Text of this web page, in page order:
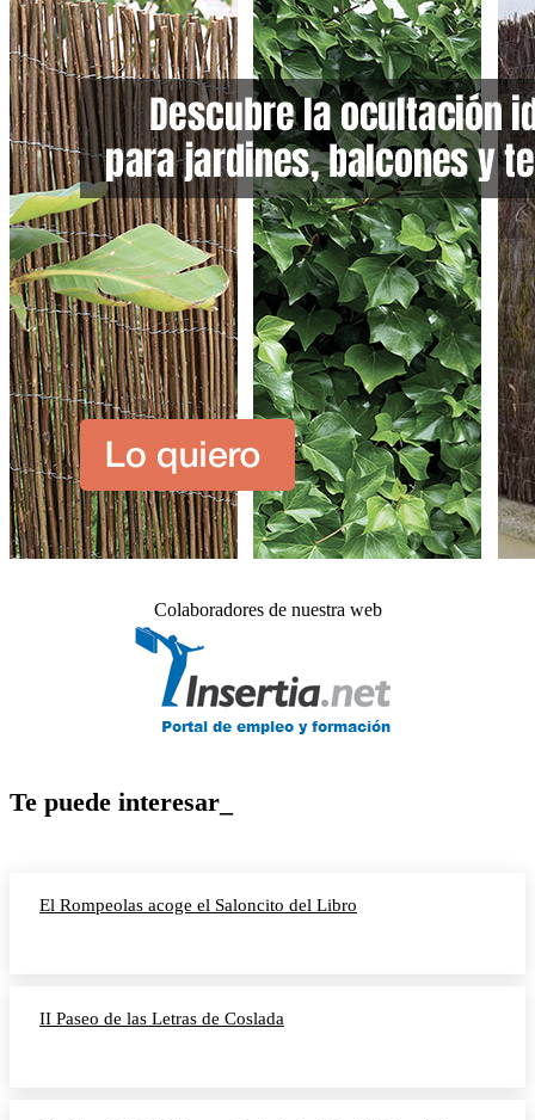
Colaboradores de nuestra web
Te puede interesar_
El Rompeolas acoge el Saloncito del Libro
II Paseo de las Letras de Coslada